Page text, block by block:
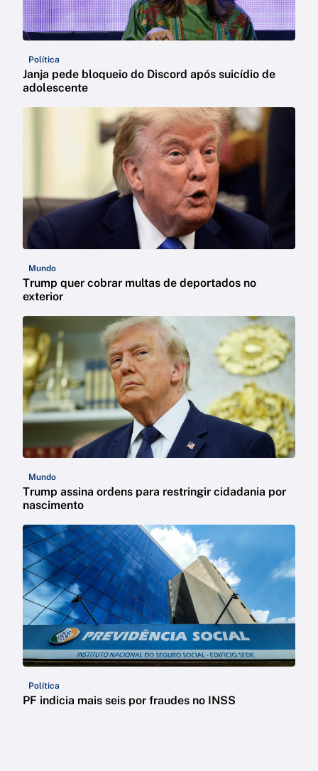
Política
Janja pede bloqueio do Discord após suicídio de
adolescente
Mundo
Trump quer cobrar multas de deportados no
exterior
Mundo
Trump assina ordens para restringir cidadania por
nascimento
Política
PF indicia mais seis por fraudes no INSS